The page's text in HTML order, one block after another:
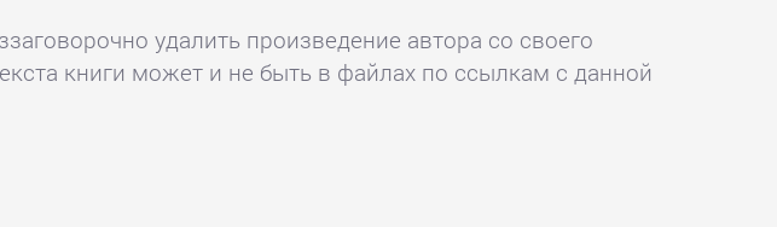
удалить произведение автора со своего
книги может и не быть в файлах по ссылкам с данной